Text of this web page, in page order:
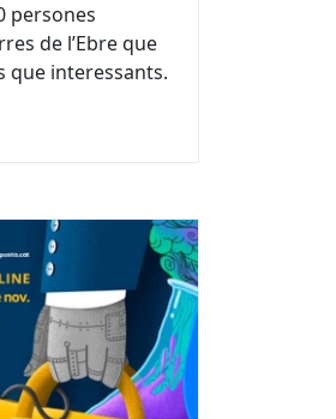
persones
de l’Ebre que
que interessants.